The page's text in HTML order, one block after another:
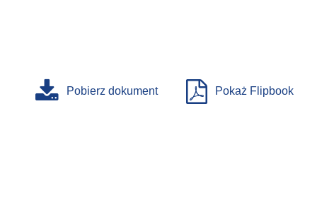
Pobierz dokument Pokaż Flipbook